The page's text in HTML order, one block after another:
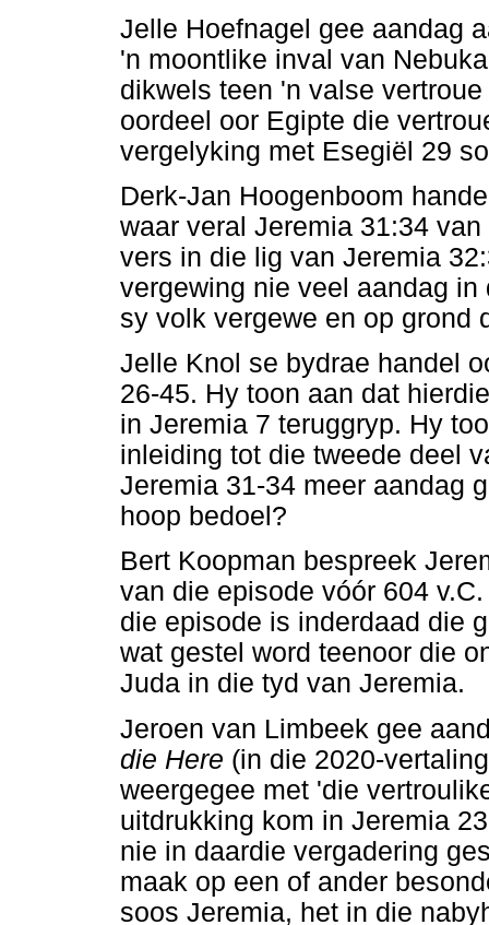
Jelle Hoefnagel gee aandag
'n moontlike inval van
dikwels teen 'n valse
oordeel oor Egipte die
vergelyking met Esegiël 29
Derk-Jan Hoogenboom
waar veral Jeremia 31:34
vers in die lig van Jeremia
vergewing nie veel aandag
sy volk vergewe en op grond
Jelle Knol se bydrae handel
26-45. Hy toon aan dat
in Jeremia 7 teruggryp. Hy
inleiding tot die tweede deel
Jeremia 31-34 meer aandag
hoop bedoel?
Bert Koopman bespreek
van die episode vóór 604
die episode is inderdaad die
wat gestel word teenoor die
Juda in die tyd van Jeremia.
Jeroen van Limbeek gee
die Here (in die 2020-
weergegee met 'die
uitdrukking kom in Jeremia
nie in daardie vergadering
maak op een of ander
soos Jeremia, het in die